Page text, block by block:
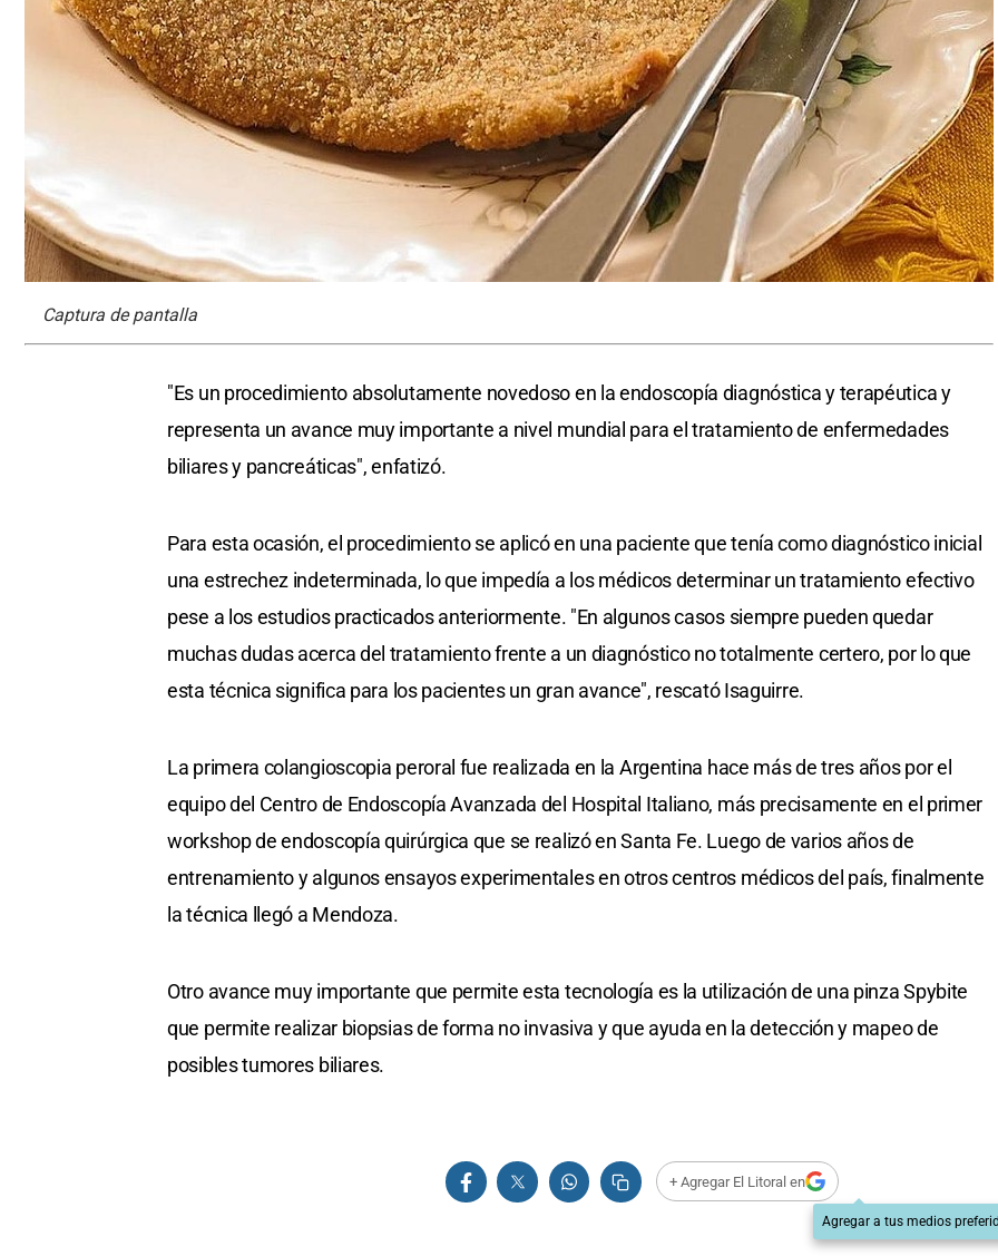
Captura de pantalla
"Es un procedimiento absolutamente novedoso en la endoscopía diagnóstica y terapéutica y
representa un avance muy importante a nivel mundial para el tratamiento de enfermedades
biliares y pancreáticas", enfatizó.
Para esta ocasión, el procedimiento se aplicó en una paciente que tenía como diagnóstico inicial
una estrechez indeterminada, lo que impedía a los médicos determinar un tratamiento efectivo
pese a los estudios practicados anteriormente. "En algunos casos siempre pueden quedar
muchas dudas acerca del tratamiento frente a un diagnóstico no totalmente certero, por lo que
esta técnica significa para los pacientes un gran avance", rescató Isaguirre.
La primera colangioscopia peroral fue realizada en la Argentina hace más de tres años por el
equipo del Centro de Endoscopía Avanzada del Hospital Italiano, más precisamente en el primer
workshop de endoscopía quirúrgica que se realizó en Santa Fe. Luego de varios años de
entrenamiento y algunos ensayos experimentales en otros centros médicos del país, finalmente
la técnica llegó a Mendoza.
Otro avance muy importante que permite esta tecnología es la utilización de una pinza Spybite
que permite realizar biopsias de forma no invasiva y que ayuda en la detección y mapeo de
posibles tumores biliares.
+ Agregar El Litoral en
Agregar a tus medios